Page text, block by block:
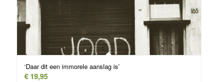
‘Daar dit een immorele aanslag is’
€19,95